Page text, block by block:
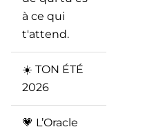
à ce qui
t'attend.
☀️ TON ÉTÉ
2026
💗 L’Oracle